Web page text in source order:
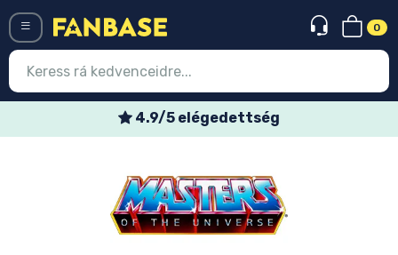
0
4.9/5 elégedettség
Legújabb cuccok